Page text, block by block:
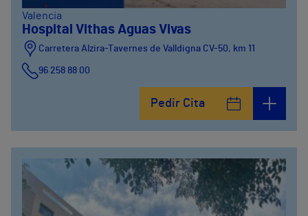
Valencia
Hospital Vithas Aguas Vivas
Carretera Alzira-Tavernes de Valldigna CV-50, km 11
96 258 88 00
Pedir Cita